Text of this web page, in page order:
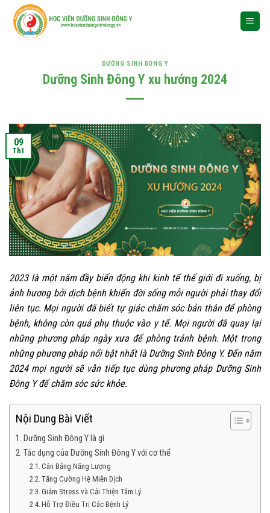
content
DƯỠNG SINH ĐÔNG Y
Dưỡng Sinh Đông Y xu hướng 2024
09
Th1
2023 là một năm đầy biến động khi kinh tế thế giới đi xuống, bị
ảnh hương bởi dịch bệnh khiến đời sống mỗi người phải thay đổi
liên tục. Mọi người đã biết tự giác chăm sóc bản thân để phòng
bệnh, không còn quá phụ thuộc vào y tế. Mọi người đã quay lại
những phương pháp ngày xưa để phòng tránh bệnh. Một trong
những phương pháp nổi bật nhất là Dưỡng Sinh Đông Y. Đến năm
2024 mọi người sẽ vẫn tiếp tục dùng phương pháp Dưỡng Sinh
Đông Y để chăm sóc sức khỏe.
Nội Dung Bài Viết
Dưỡng Sinh Đông Y là gì
Tác dụng của Dưỡng Sinh Đông Y với cơ thể
Cân Bằng Năng Lượng
Tăng Cường Hệ Miễn Dịch
Giảm Stress và Cải Thiện Tâm Lý
Hỗ Trợ Điều Trị Các Bệnh Lý